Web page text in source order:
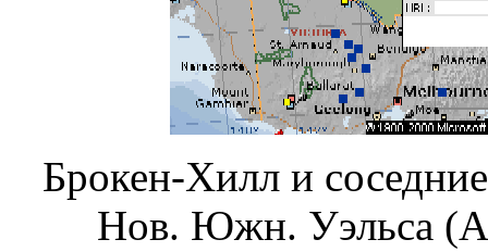
Брокен-Хилл и
Нов. Южн. Уэльса